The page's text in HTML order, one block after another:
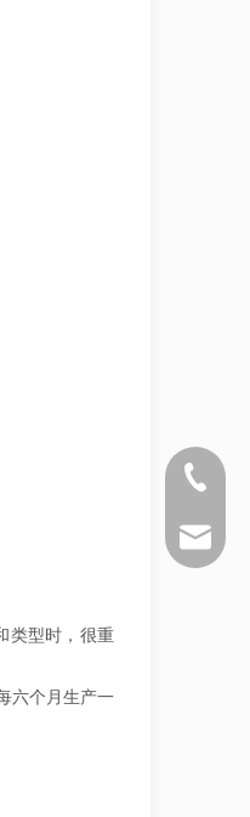
类型时，很重
六个月生产一
+86 571